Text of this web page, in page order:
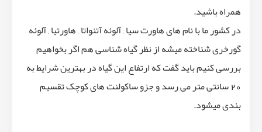
همراه باشید.
در کشور ما با نام های هاورت سیا , آلوئه آتنواتا , هاورتیا , آلوئه
گورخری شناخته میشه از نظر گیاه شناسی هم اگر بخواهیم
بررسی کنیم باید گفت که ارتفاع این گیاه در بهترین شرایط به
20 سانتی متر می رسد و جزو ساکولنت های کوچک تقسیم
بندی میشود.